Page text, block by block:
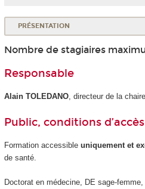
PRÉSENTATION
Nombre de stagiaires
Responsable
Alain TOLEDANO, directeur de la
Public, conditions
Formation accessible uniquement et
de santé.
Doctorat en médecine, DE sage-